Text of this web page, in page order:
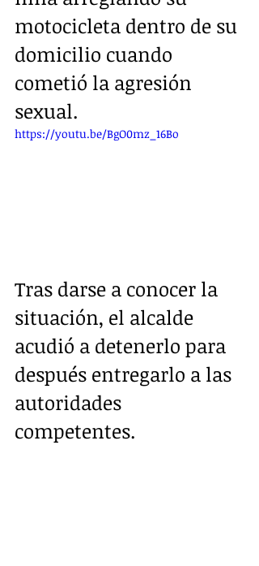
motocicleta dentro de su
domicilio cuando
cometió la agresión
sexual.
https://youtu.be/BgO0mz_16Bo
Tras darse a conocer la
situación, el alcalde
acudió a detenerlo para
después entregarlo a las
autoridades
competentes.